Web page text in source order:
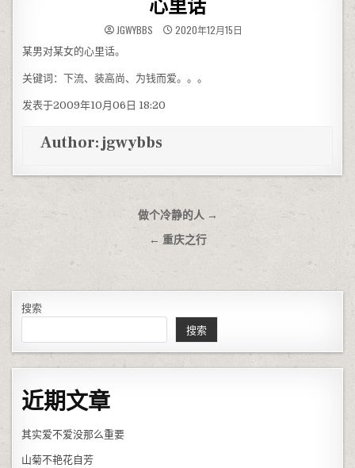
心里话
JGWYBBS 2020年12月15日
某男对某女的心里话。
关键词：下流、装高尚、为钱而爱。。。
发表于2009年10月06日 18:20
Author:jgwybbs
文章导航 做个冷静的人 →
← 重庆之行
搜索
搜索
近期文章
其实爱不爱没那么重要
山菊不艳花自芳